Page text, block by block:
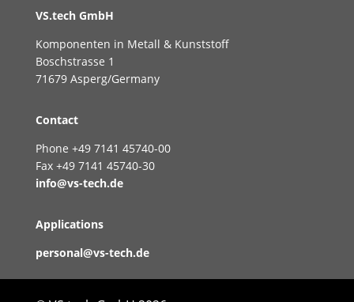
VS.tech GmbH
Komponenten in Metall & Kunststoff
Boschstrasse 1
71679 Asperg/Germany
Contact
Phone +49 7141 45740-00
Fax +49 7141 45740-30
info@vs-tech.de
Applications
personal@vs-tech.de